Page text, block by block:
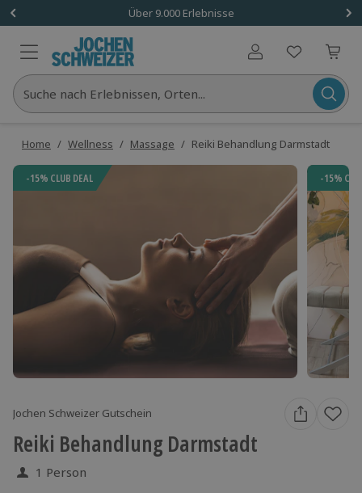
Über 9.000 Erlebnisse
Benutzerkonto
Suche nach Erlebnissen, Orten...
Home / Wellness / Massage / Reiki Behandlung Darmstadt
-15% CLUB DEAL -15%
Jochen Schweizer Gutschein
Reiki Behandlung Darmstadt
1 Person